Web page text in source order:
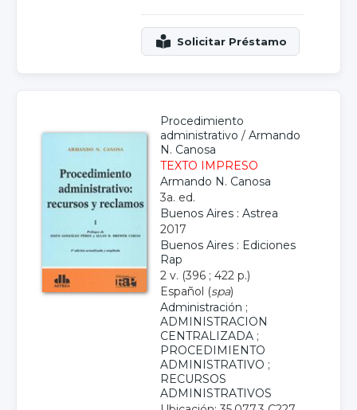
Procedimiento
administrativo / Armando
N. Canosa
TEXTO IMPRESO
Armando N. Canosa
3a. ed.
Buenos Aires : Astrea
2017
Buenos Aires : Ediciones
Rap
2 v. (396 ; 422 p.)
Español (spa)
Administración ;
ADMINISTRACION
CENTRALIZADA ;
PROCEDIMIENTO
ADMINISTRATIVO ;
RECURSOS
ADMINISTRATIVOS